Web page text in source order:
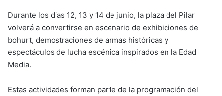
Durante los días 12, 13 y 14 de junio, la plaza del Pilar
volverá a convertirse en escenario de exhibiciones de
bohurt, demostraciones de armas históricas y
espectáculos de lucha escénica inspirados en la Edad
Media.
Estas actividades forman parte de la programación del